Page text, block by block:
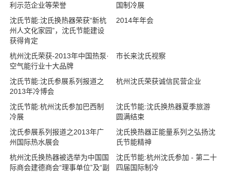
利示范企业等荣誉
国制冷展
沈氏节能:沈氏换热器荣获“新杭
州人文化家园”，沈氏节能建设
获得肯定
2014年年会
杭州沈氏荣获-2013年中国热泵·
空气能行业十大品牌
市长来沈氏视察
沈氏节能:沈氏参展系列报道之
2013年冷博会
杭州沈氏荣获诚信民营企业
沈氏节能:杭州沈氏参加巴西制
冷展
沈氏节能:沈氏换热器夏季旅游
圆满结束
沈氏参展系列报道之2013年广
州国际热水展会
沈氏换热器正能量系列之弘扬沈
氏节能精神
杭州沈氏换热器被选举为中国国
际商会建德商会“理事单位”及“副
沈氏节能:杭州沈氏参加 - 第二十
四届国际制冷